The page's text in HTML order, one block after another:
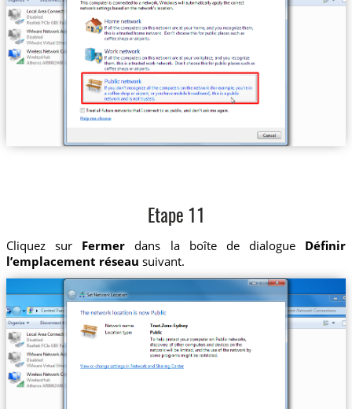
Etape 11
Cliquez sur Fermer dans la boîte de dialogue Définir
l’emplacement réseau suivant.